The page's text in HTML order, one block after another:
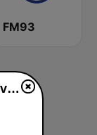
FM93
ICI Musique Classique live luisteren